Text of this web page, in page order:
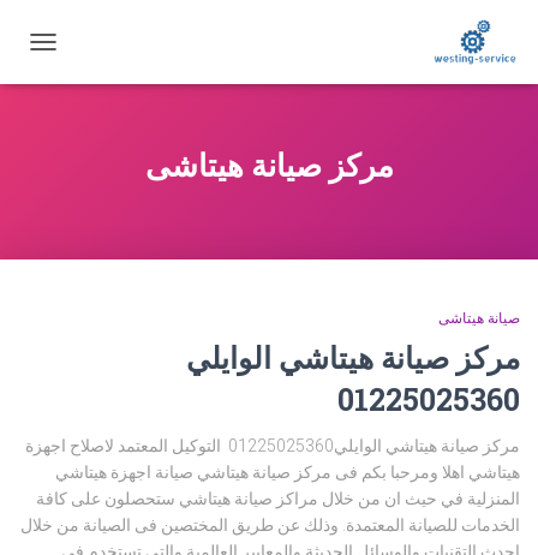
التنقل
مركز صيانة هيتاشى
صيانة هيتاشى
مركز صيانة هيتاشي الوايلي
01225025360
مركز صيانة هيتاشي الوايلي01225025360 التوكيل المعتمد لاصلاح اجهزة
هيتاشي اهلا ومرحبا بكم فى مركز صيانة هيتاشي صيانة اجهزة هيتاشي
المنزلية في حيث ان من خلال مراكز صيانة هيتاشي ستحصلون على كافة
الخدمات للصيانة المعتمدة. وذلك عن طريق المختصين فى الصيانة من خلال